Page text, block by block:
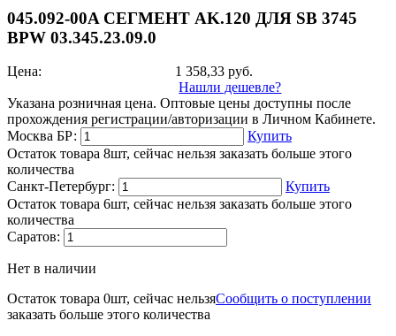
045.092-00A СЕГМЕНТ AK.120 ДЛЯ SB 3745
BPW 03.345.23.09.0
Цена: 1 358,33руб.
Нашли дешевле?
Указана розничная цена. Оптовые цены доступны после
прохождения регистрации/авторизации в Личном Кабинете.
Москва БР:
Купить
Остаток товара 8шт, сейчас нельзя заказать больше этого
количества
Санкт-Петербург:
Купить
Остаток товара 6шт, сейчас нельзя заказать больше этого
количества
Саратов:
Нет в наличии
Сообщить о поступлении
Остаток товара 0шт, сейчас нельзя
заказать больше этого количества